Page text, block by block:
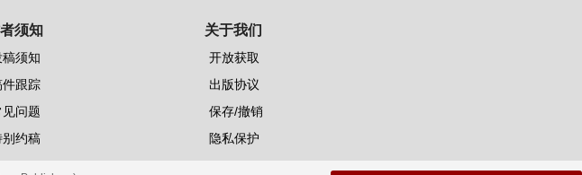
须知
稿须知
件跟踪
见问题
别约稿
关于我们
开放获取
出版协议
保存/撤销
隐私保护